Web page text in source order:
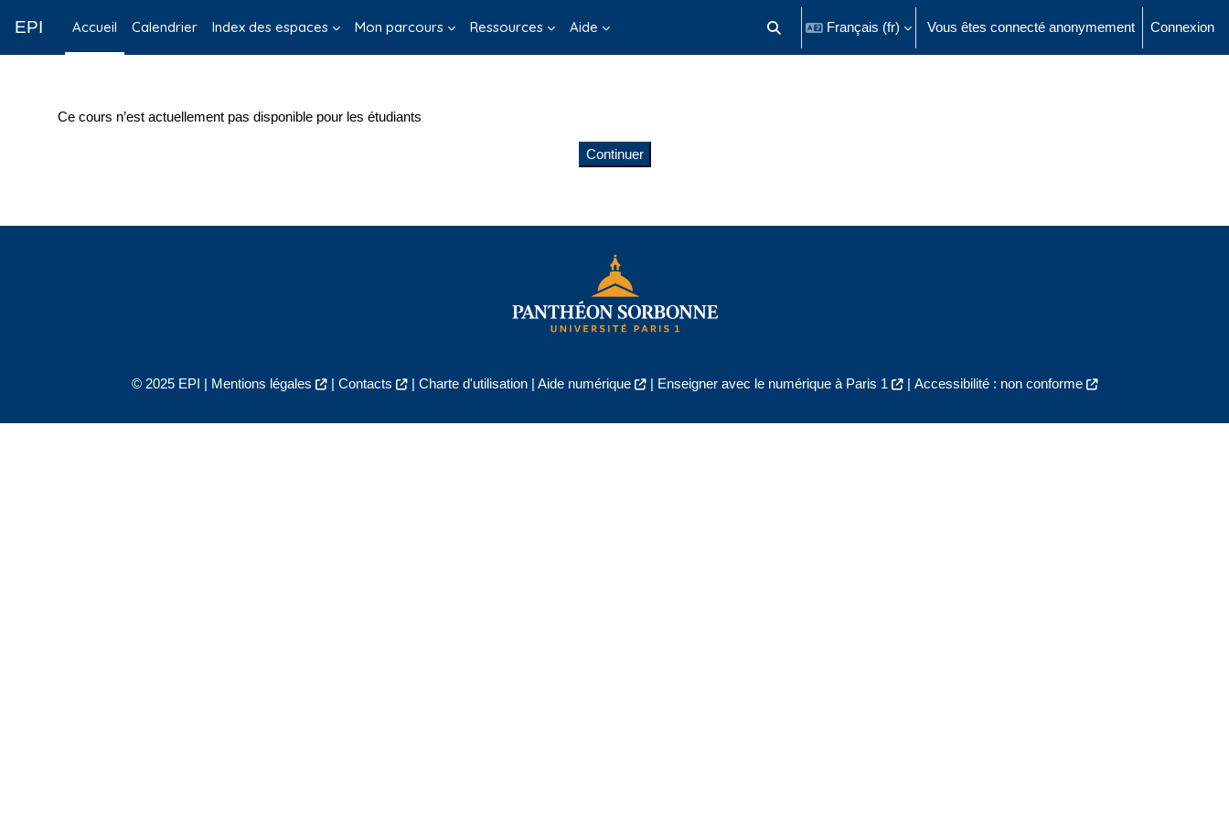
EPI Accueil Calendrier Index des espaces Mon parcours Ressources Aide Activer/désactiver la saisie de recherche
Français ‎(fr)‎ Vous êtes connecté anonymement Connexion
Ce cours n’est actuellement pas disponible pour les étudiants
Continuer
© 2025 EPI | Mentions légales | Contacts | Charte d'utilisation| Aide numérique | Enseigner avec le numérique à Paris 1 | Accessibilité : non conforme